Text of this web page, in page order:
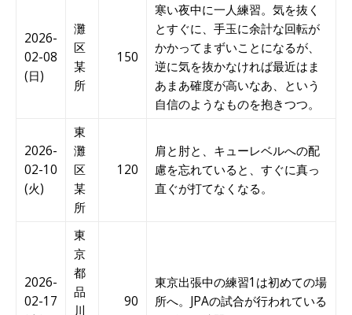
2026-
02-08
(日)
灘
区
某
所
150
寒い夜中に一人練習。気を抜く
とすぐに、手玉に余計な回転が
かかってまずいことになるが、
逆に気を抜かなければ最近はま
あまあ確度が高いなあ、という
自信のようなものを抱きつつ。
2026-
02-10
(火)
東
灘
区
某
所
120
肩と肘と、キューレベルへの配
慮を忘れていると、すぐに真っ
直ぐが打てなくなる。
2026-
02-17
東
京
都
品
川
90
東京出張中の練習1は初めての場
所へ。JPAの試合が行われている